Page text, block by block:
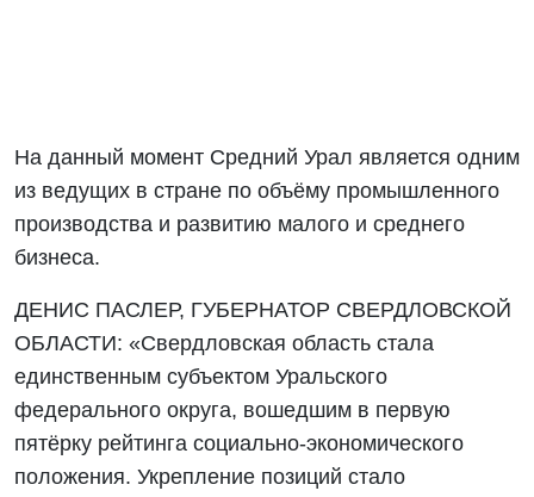
На данный момент Средний Урал является одним
из ведущих в стране по объёму промышленного
производства и развитию малого и среднего
бизнеса.
ДЕНИС ПАСЛЕР, ГУБЕРНАТОР СВЕРДЛОВСКОЙ
ОБЛАСТИ: «Свердловская область стала
единственным субъектом Уральского
федерального округа, вошедшим в первую
пятёрку рейтинга социально-экономического
положения. Укрепление позиций стало